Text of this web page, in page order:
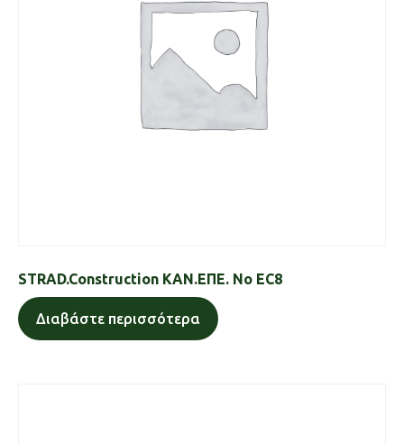
STRAD.Construction ΚΑΝ.ΕΠΕ. No EC8
Διαβάστε περισσότερα